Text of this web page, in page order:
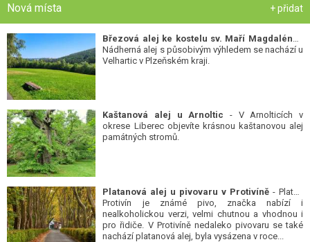
Nová místa + přidat
Nádherná alej s působivým výhledem se nachází u
Velhartic v Plzeňském kraji.
Kaštanová alej u Arnoltic - V Arnolticích v
okrese Liberec objevíte krásnou kaštanovou alej
památných stromů.
Platanová alej u pivovaru v Protivíně - Platan
Protivín je známé pivo, značka nabízí i
nealkoholickou verzi, velmi chutnou a vhodnou i
pro řidiče. V Protivíně nedaleko pivovaru se také
nachází platanová alej, byla vysázena v roce...